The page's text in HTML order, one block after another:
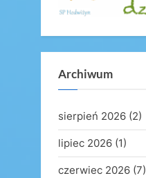
Archiwum
sierpień 2026 (2)
lipiec 2026 (1)
czerwiec 2026 (7)